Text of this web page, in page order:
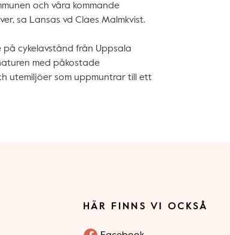
och våra kommande
sa Lansas vd Claes Malmkvist.
cykelavstånd från Uppsala
med påkostade
utemiljöer som uppmuntrar till ett
HÄR FINNS VI OCKSÅ